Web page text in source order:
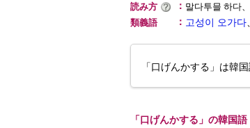
読み方
： 말다투믈 하다
類義語
： 고성이 오가다
「口げんかする」は韓
「口げんかする」の韓国